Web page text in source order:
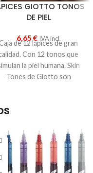
GIOTTO TONOS
DE PIEL
6,65 € IVA incl.
de 12 lápices de gran
Con 12 tonos que
la piel humana. Skin
Tones de Giotto son